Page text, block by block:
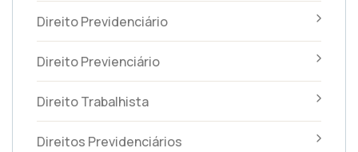
Direito Previdenciário
Direito Previenciário
Direito Trabalhista
Direitos Previdenciários